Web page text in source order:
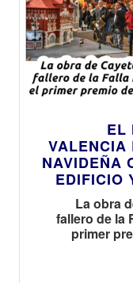
EL
VALENCIA
NAVIDEÑA
EDIFICIO
La obra
fallero de la
primer